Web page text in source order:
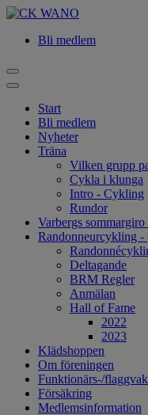
Bli medlem
Start
Bli medlem
Nyheter
Träna
Vilken grupp
Cykla i klunga
Intro - Cykling
Rundor
Varbergs sommargiro
Randonneurcykling -
Deltagande
BRM Regler
Anmälan
Hall of Fame
2022
2023
Klädshoppen
Om föreningen
Funktionärs-/
Försäkring
Medlemsinformation